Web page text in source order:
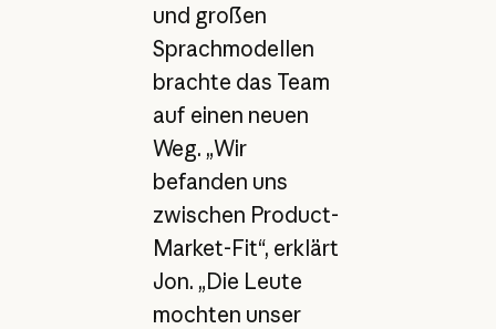
und großen
Sprachmodellen
brachte das Team
auf einen neuen
Weg. „Wir
befanden uns
zwischen Product-
Market-Fit“, erklärt
Jon. „Die Leute
mochten unser